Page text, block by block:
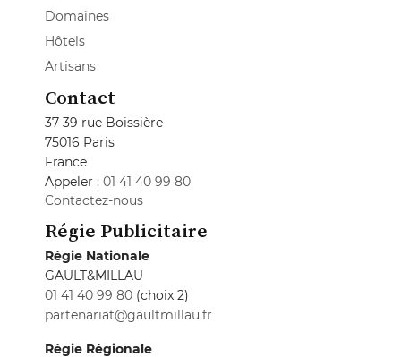
Domaines
Hôtels
Artisans
Contact
37-39 rue Boissière
75016 Paris
France
Appeler : 01 41 40 99 80
Contactez-nous
Régie Publicitaire
Régie Nationale
GAULT&MILLAU
01 41 40 99 80 (choix 2)
partenariat@gaultmillau.fr
Régie Régionale